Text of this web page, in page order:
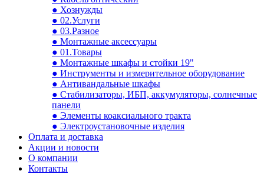
● Хознужды
● 02.Услуги
● 03.Разное
● Монтажные аксессуары
● 01.Товары
● Монтажные шкафы и стойки 19"
● Инструменты и измерительное оборудование
● Антивандальные шкафы
● Стабилизаторы, ИБП, аккумуляторы, солнечные
панели
● Элементы коаксиального тракта
● Электроустановочные изделия
Оплата и доставка
Акции и новости
О компании
Контакты